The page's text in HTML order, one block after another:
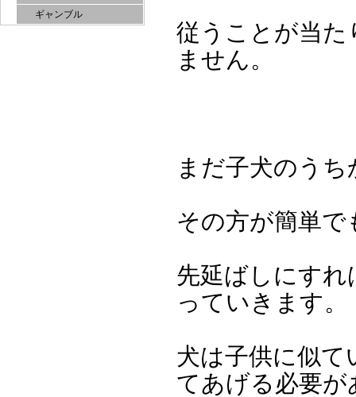
ギャンブル
従うことが当
ません。
まだ子犬のう
その方が簡単で
先延ばしにす
っていきます。
犬は子供に似
てあげる必要